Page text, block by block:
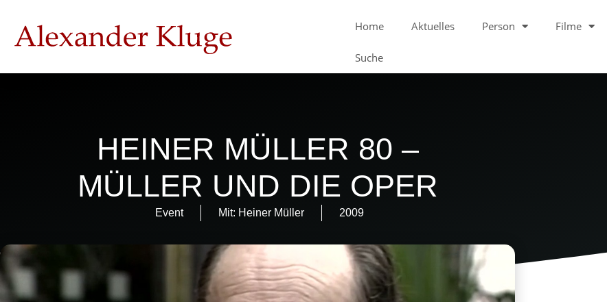
Home Aktuelles Person Filme
Suche
HEINER MÜLLER 80 –
MÜLLER UND DIE OPER
Event Mit: Heiner Müller 2009